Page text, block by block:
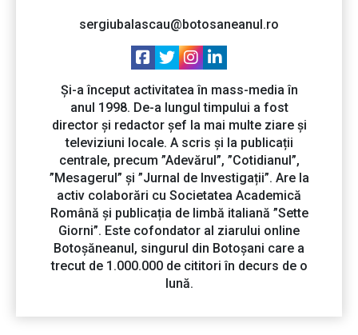
sergiubalascau@botosaneanul.ro
Și-a început activitatea în mass-media în
anul 1998. De-a lungul timpului a fost
director și redactor șef la mai multe ziare și
televiziuni locale. A scris și la publicații
centrale, precum ”Adevărul”, ”Cotidianul”,
”Mesagerul” și ”Jurnal de Investigații”. Are la
activ colaborări cu Societatea Academică
Română și publicația de limbă italiană ”Sette
Giorni”. Este cofondator al ziarului online
Botoșăneanul, singurul din Botoșani care a
trecut de 1.000.000 de cititori în decurs de o
lună.